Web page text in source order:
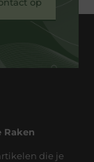
Raken
die je